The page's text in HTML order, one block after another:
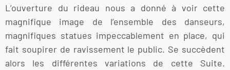
L’ouverture du rideau nous a donné à voir cette
magnifique image de l’ensemble des danseurs,
magnifiques statues impeccablement en place, qui
fait soupirer de ravissement le public. Se succèdent
alors les différentes variations de cette Suite.